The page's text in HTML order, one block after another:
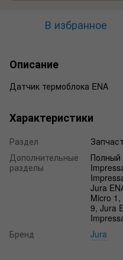
В избранное
Описание
Датчик термоблока ENA
Характеристики
Раздел
Дополнительные
разделы
Полный
Jura
Micro
9, Jura
Бренд
Jura